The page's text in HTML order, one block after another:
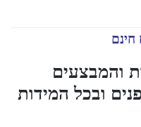
והמבצעים
ובכל המידות